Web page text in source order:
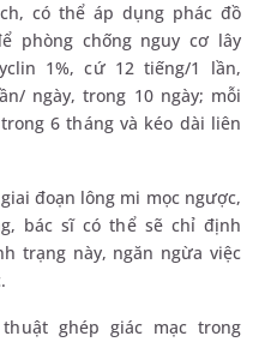
có thể áp dụng phác đồ
phòng chống nguy cơ lây
1%, cứ 12 tiếng/1 lần,
ngày, trong 10 ngày; mỗi
6 tháng và kéo dài liên
đoạn lông mi mọc ngược,
bác sĩ có thể sẽ chỉ định
trạng này, ngăn ngừa việc
ghép giác mạc trong